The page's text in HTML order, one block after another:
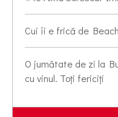
Cui îi e frică de
O jumătate de zi la
cu vinul. Toți fericiți